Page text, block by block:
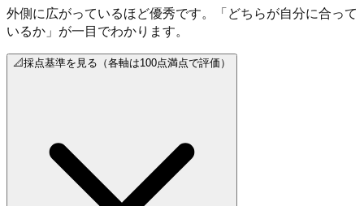
外側に広がっているほど優秀です。「どちらが自分に合って
いるか」が一目でわかります。
📐採点基準を見る（各軸は100点満点で評価）